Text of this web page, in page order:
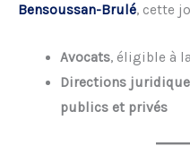
Bensoussan-Brulé, cette
Avocats, éligible à
Directions
publics et privés